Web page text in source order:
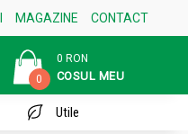
MAGAZINE CONTACT
0
0 RON
COSUL MEU
Utile